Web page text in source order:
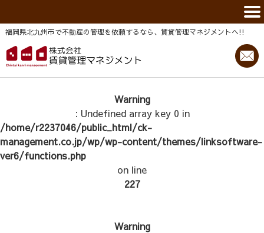
福岡県北九州市で不動産の管理を依頼するなら、賃貸管理マネジメントヘ!!
Warning
: Undefined array key 0 in
/home/r2237046/public_html/ck-
management.co.jp/wp/wp-content/themes/linksoftware-
ver6/functions.php
on line
227
Warning